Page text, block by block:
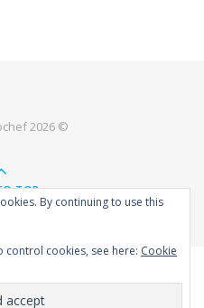
2026 ©
TOP
By continuing to use this
cookies, see here: Cookie